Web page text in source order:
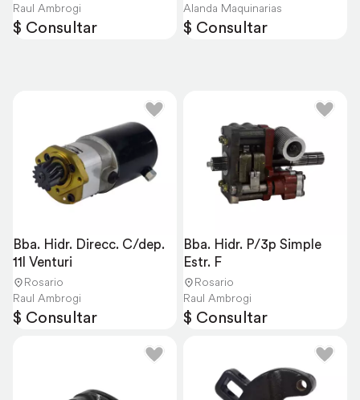
Raul Ambrogi
$ Consultar
Alanda Maquinarias
$ Consultar
Bba. Hidr. Direcc. C/dep.
11l Venturi
Rosario
Raul Ambrogi
$ Consultar
Bba. Hidr. P/3p Simple
Estr. F
Rosario
Raul Ambrogi
$ Consultar